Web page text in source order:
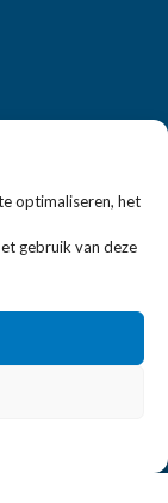
optimaliseren, het
gebruik van deze